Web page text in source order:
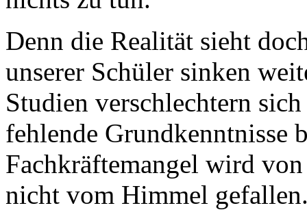
Denn die Realität sieht
unserer Schüler sinken
Studien verschlechtern
fehlende Grundkenntnisse
Fachkräftemangel wird
nicht vom Himmel